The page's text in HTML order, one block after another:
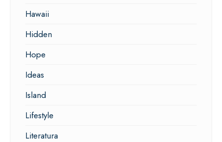
Hawaii
Hidden
Hope
Ideas
Island
Lifestyle
Literatura